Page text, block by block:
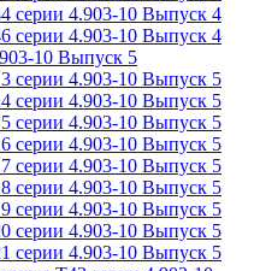
серии 4.903-10 Выпуск 4
серии 4.903-10 Выпуск 4
10 Выпуск 5
серии 4.903-10 Выпуск 5
серии 4.903-10 Выпуск 5
серии 4.903-10 Выпуск 5
серии 4.903-10 Выпуск 5
серии 4.903-10 Выпуск 5
серии 4.903-10 Выпуск 5
серии 4.903-10 Выпуск 5
серии 4.903-10 Выпуск 5
серии 4.903-10 Выпуск 5